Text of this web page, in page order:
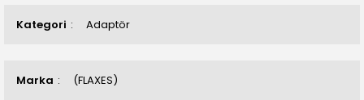
Kategori Adaptör
Marka (FLAXES)